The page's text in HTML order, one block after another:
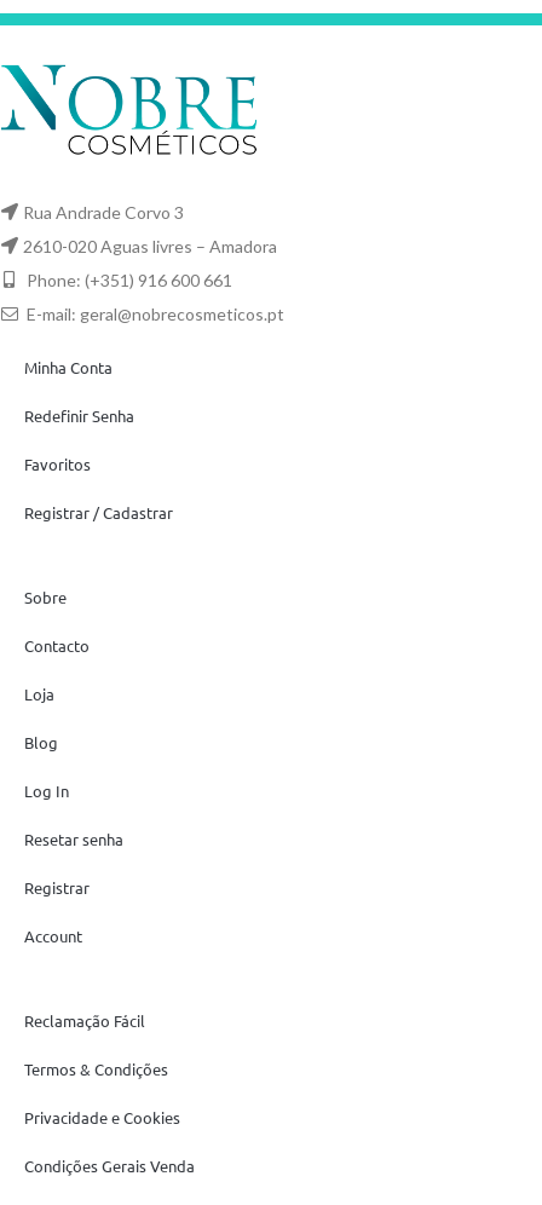
Rua Andrade Corvo 3
2610-020 Aguas livres – Amadora
Phone: (+351) 916 600 661
E-mail: geral@nobrecosmeticos.pt
Minha Conta
Redefinir Senha
Favoritos
Registrar / Cadastrar
Sobre
Contacto
Loja
Blog
Log In
Resetar senha
Registrar
Account
Reclamação Fácil
Termos & Condições
Privacidade e Cookies
Condições Gerais Venda